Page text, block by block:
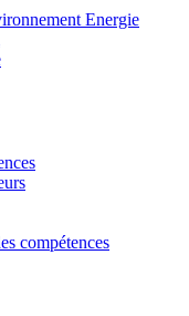
Energie
compétences